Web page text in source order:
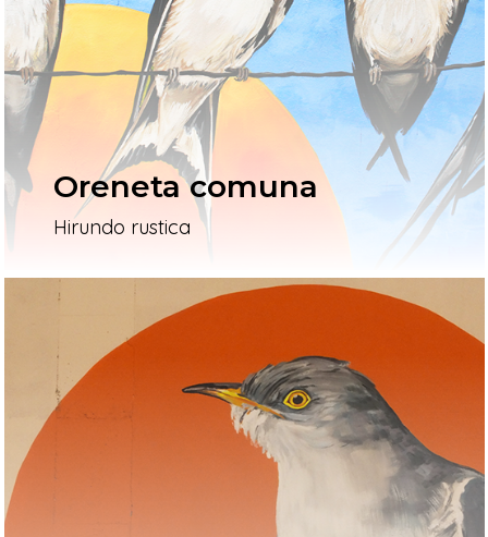
Oreneta comuna
Hirundo rustica
L’artista
El Procés
Ivars D’Urgell
Vallverd
Pg. Felip Rodés, 11, 25260